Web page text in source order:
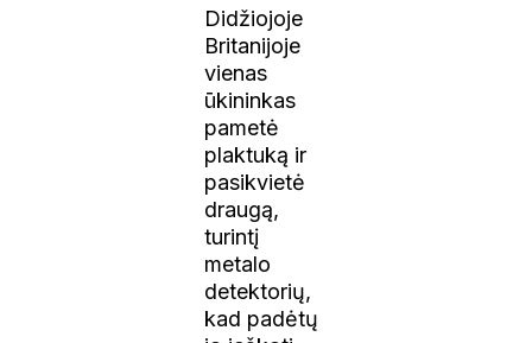
Didžiojoje
Britanijoje
vienas
ūkininkas
pametė
plaktuką ir
pasikvietė
draugą,
turintį
metalo
detektorių,
kad padėtų